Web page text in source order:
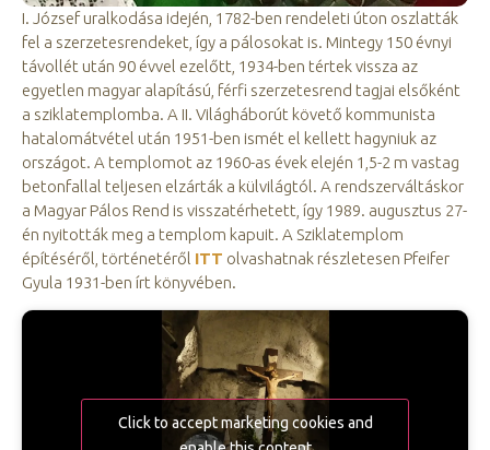
I. József uralkodása idején, 1782-ben rendeleti úton oszlatták
fel a szerzetesrendeket, így a pálosokat is. Mintegy 150 évnyi
távollét után 90 évvel ezelőtt, 1934-ben tértek vissza az
egyetlen magyar alapítású, férfi szerzetesrend tagjai elsőként
a sziklatemplomba. A II. Világháborút követő kommunista
hatalomátvétel után 1951-ben ismét el kellett hagyniuk az
országot. A templomot az 1960-as évek elején 1,5-2 m vastag
betonfallal teljesen elzárták a külvilágtól. A rendszerváltáskor
a Magyar Pálos Rend is visszatérhetett, így 1989. augusztus 27-
én nyitották meg a templom kapuit. A Sziklatemplom
építéséről, történetéről ITT olvashatnak részletesen Pfeifer
Gyula 1931-ben írt könyvében.
Click to accept marketing cookies and